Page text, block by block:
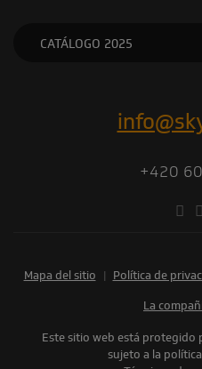
CATÁLOGO 2025
+420
Mapa del sitio | Política de
la
Este sitio web está protegido
sujeto a la